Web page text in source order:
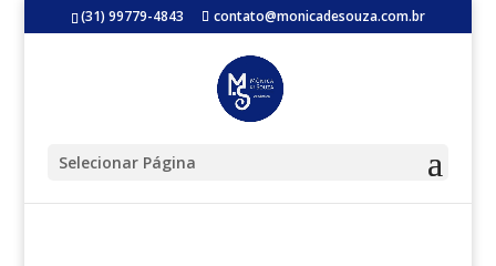
(31) 99779-4843 contato@monicadesouza.com.br
Selecionar Página